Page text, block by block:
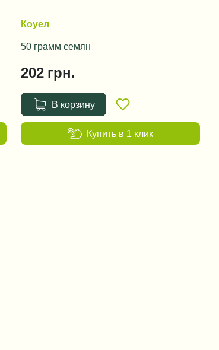
Коуел
50 грамм семян
202 грн.
В корзину
Купить в 1 клик